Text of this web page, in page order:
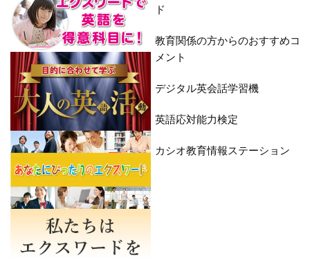
ド
教育関係の方からのおすすめコ
メント
デジタル英会話学習機
英語応対能力検定
カシオ教育情報ステーション